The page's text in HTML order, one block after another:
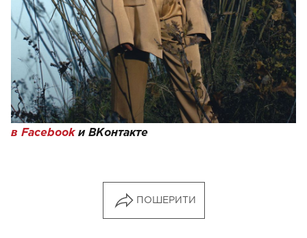
Фото: Таню Муиньо, Ярослав Бугаев
Следите за нашими новостями в соцсетях:
Viva!
в Facebookи ВКонтакте
ПОШЕРИТИ